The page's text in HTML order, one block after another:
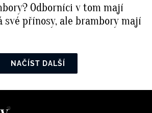
Odborníci v tom mají
své přínosy, ale brambory mají
NAČÍST DALŠÍ